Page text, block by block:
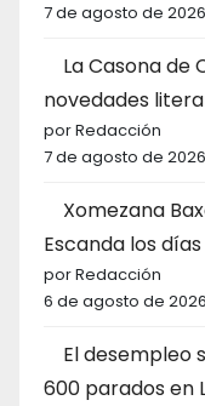
7 de agosto de 2026
La Casona de
novedades
por Redacción
7 de agosto de 2026
Xomezana
Escanda los
por Redacción
6 de agosto de 2026
El desempleo
600 parados en